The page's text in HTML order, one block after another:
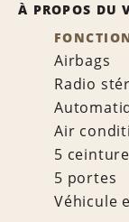
À PROPOS DU
Airbags
Radio
Air
5
5 portes
Véhicule